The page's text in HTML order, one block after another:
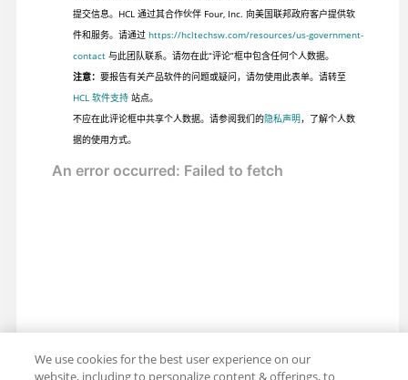
提交信息。HCL 通过其合作伙伴 Four, Inc. 向美国联邦政府客户提供软
件和服务。请通过 https://hcltechsw.com/resources/us-government-
contact与此团队联系。请勿在此“评论”框中包含任何个人数据。
注意： 要报告有关产品软件的问题或疑问，请勿使用此表单。请转至
HCL 软件支持站点。
不应在此评论框中共享个人数据。请参阅我们的隐私声明，了解个人数
据的使用方式。
We use cookies for the best user experience on our
website, including to personalize content & offerings, to